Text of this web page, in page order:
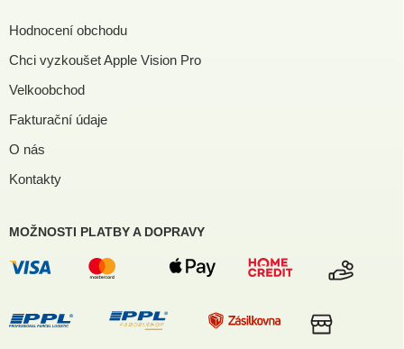
Hodnocení obchodu
Chci vyzkoušet Apple Vision Pro
Velkoobchod
Fakturační údaje
O nás
Kontakty
MOŽNOSTI PLATBY A DOPRAVY